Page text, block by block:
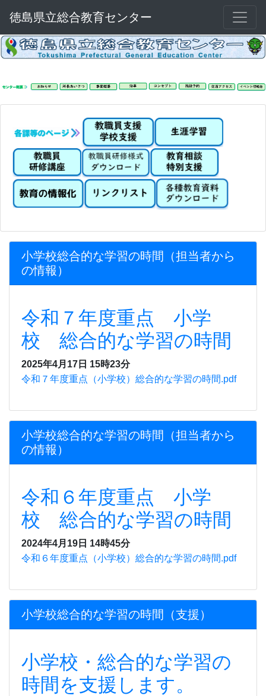
徳島県立総合教育センター
小学校総合的な学習の時間（担当者から
の情報）
令和７年度重点 小学
校 総合的な学習の時間
2025年4月17日 15時23分
令和７年度重点（小学校）総合的な学習の時間.pdf
小学校総合的な学習の時間（担当者から
の情報）
令和６年度重点 小学
校 総合的な学習の時間
2024年4月19日 14時45分
令和６年度重点（小学校）総合的な学習の時間.pdf
小学校総合的な学習の時間（支援）
小学校・総合的な学習の
時間を支援します。